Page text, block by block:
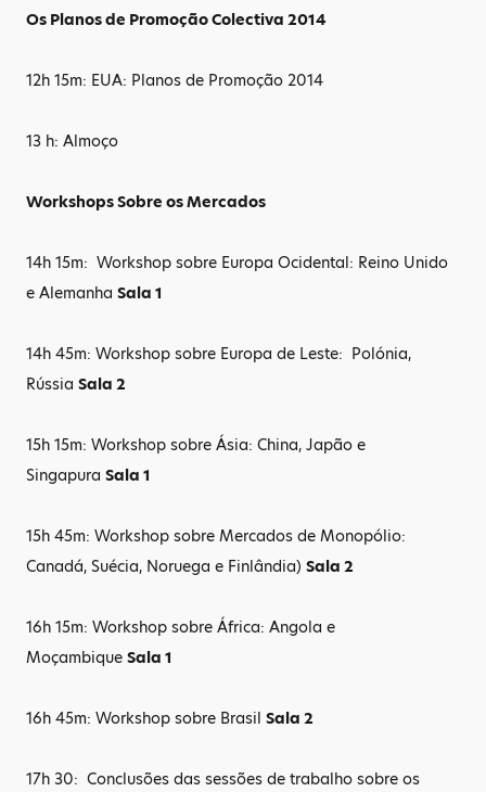
Os Planos de Promoção Colectiva 2014
12h 15m: EUA: Planos de Promoção 2014
13 h: Almoço
Workshops Sobre os Mercados
14h 15m: Workshop sobre Europa Ocidental: Reino Unido
e Alemanha Sala 1
14h 45m: Workshop sobre Europa de Leste: Polónia,
Rússia Sala 2
15h 15m: Workshop sobre Ásia: China, Japão e
Singapura Sala 1
15h 45m: Workshop sobre Mercados de Monopólio:
Canadá, Suécia, Noruega e Finlândia) Sala 2
16h 15m: Workshop sobre África: Angola e
Moçambique Sala 1
16h 45m: Workshop sobre Brasil Sala 2
17h 30: Conclusões das sessões de trabalho sobre os